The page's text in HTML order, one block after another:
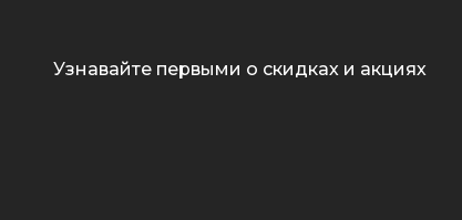
Узнавайте первыми о скидках и акциях